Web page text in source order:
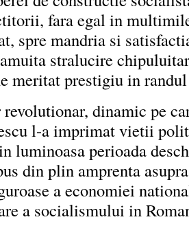
fara egal in
spre mandria si
stralucire
meritat prestigiu in
dinamic pe
l-a imprimat vietii
luminoasa perioada
din plin amprenta
a economiei
a socialismului in